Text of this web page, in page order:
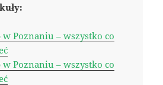
w Poznaniu – wszystko co
w Poznaniu – wszystko co